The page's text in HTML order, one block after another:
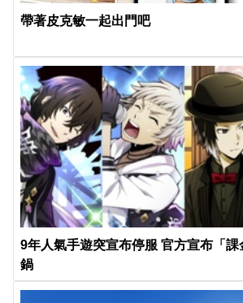
帶著皮克敏一起出門吧
9年人氣手遊突宣布停服 官方宣布「
鍋